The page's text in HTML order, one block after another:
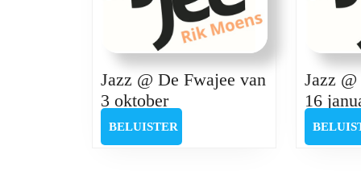
Jazz @ De Fwajee van
3 oktoberJazz
@
De
BELUISTER
Jazz
16